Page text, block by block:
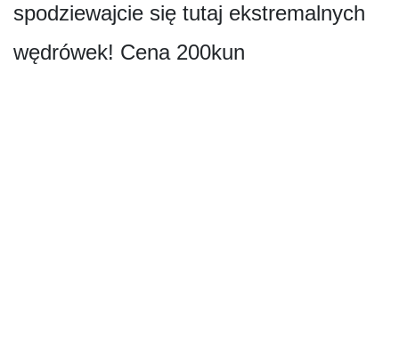
spodziewajcie się tutaj ekstremalnych
wędrówek! Cena 200kun